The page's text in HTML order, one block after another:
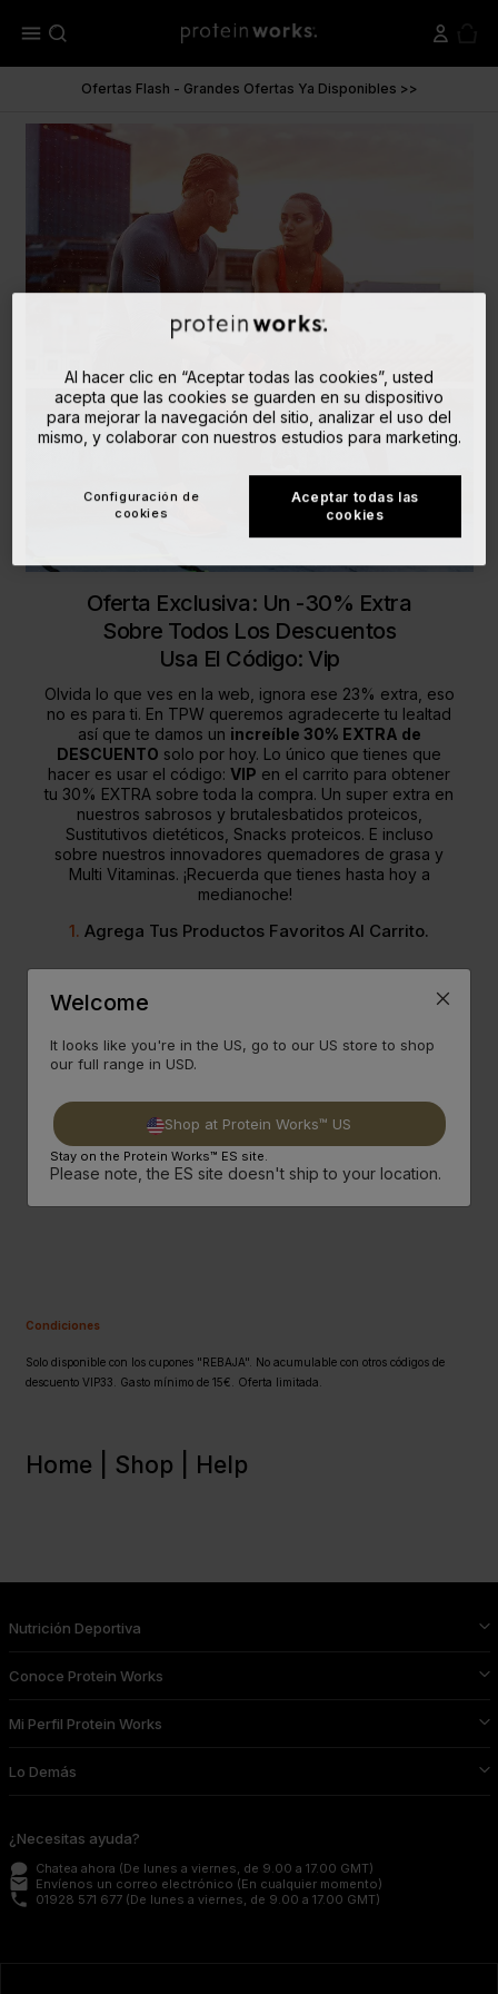
menu
Ofertas Flash - Grandes Ofertas Ya Disponibles >>
Oferta Exclusiva: Un -30% Extra
Sobre Todos Los Descuentos
Usa El Código: Vip
Olvida lo que ves en la web, ignora ese 23% extra, eso
no es para ti. En TPW queremos agradecerte tu lealtad
así que te damos un increíble 30% EXTRA de
DESCUENTO solo por hoy. Lo único que tienes que
hacer es usar el código: VIP en el carrito para obtener
tu 30% EXTRA sobre toda la compra. Un super extra en
nuestros sabrosos y brutalesbatidos proteicos
Sustitutivos dietéticos Snacks proteicos. E incluso
sobre nuestros innovadores quemadores de grasa y
Multi Vitaminas. ¡Recuerda que tienes hasta hoy a
medianoche!
1. Agrega Tus Productos Favoritos Al Carrito.
2.Recuerda Utilizar Tu Código Exclusivo
Para
Condiciones
Solo disponible con los cupones "REBAJA". No acumulable con otros códigos de
descuento VIP33. Gasto mínimo de 15€. Oferta limitada.
Home | Shop | Help
Nutrición Deportiva
Conoce Protein Works
Mi Perfil Protein Works
Lo Demás
¿Necesitas ayuda?
Chatea ahora (De lunes a viernes, de 9.00 a 17.00 GMT)
email Envíenos un correo electrónico (En cualquier momento)
phone 01928 571 677 (De lunes a viernes, de 9.00 a 17.00 GMT)
Al hacer clic en “Aceptar todas las cookies”, usted
acepta que las cookies se guarden en su dispositivo
para mejorar la navegación del sitio, analizar el uso del
mismo, y colaborar con nuestros estudios para marketing.
Aceptar todas las
cookies
Configuración de
cookies
Welcome
It looks like you're in the US, go to our US store to shop
our full range in USD.
Shop at Protein Works™ US
Stay on the Protein Works™ ES site.
Please note, the ES site doesn't ship to your location.